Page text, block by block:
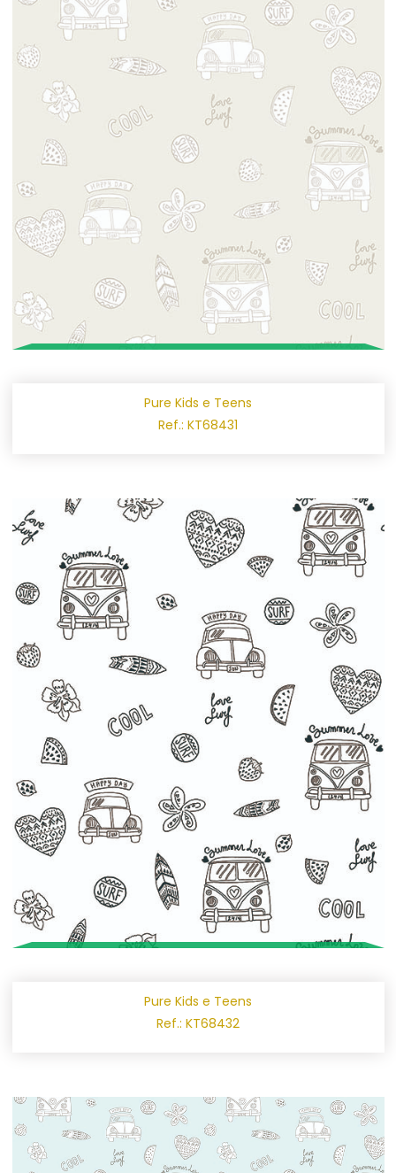
Pure Kids e Teens
Ref.: KT68431
Pure Kids e Teens
Ref.: KT68432